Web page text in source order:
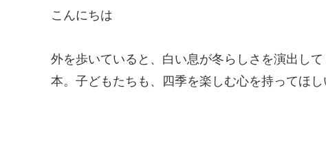
こんにちは
外を歩いていると、白い息が冬らしさを演出し
本。子どもたちも、四季を楽しむ心を持ってほし